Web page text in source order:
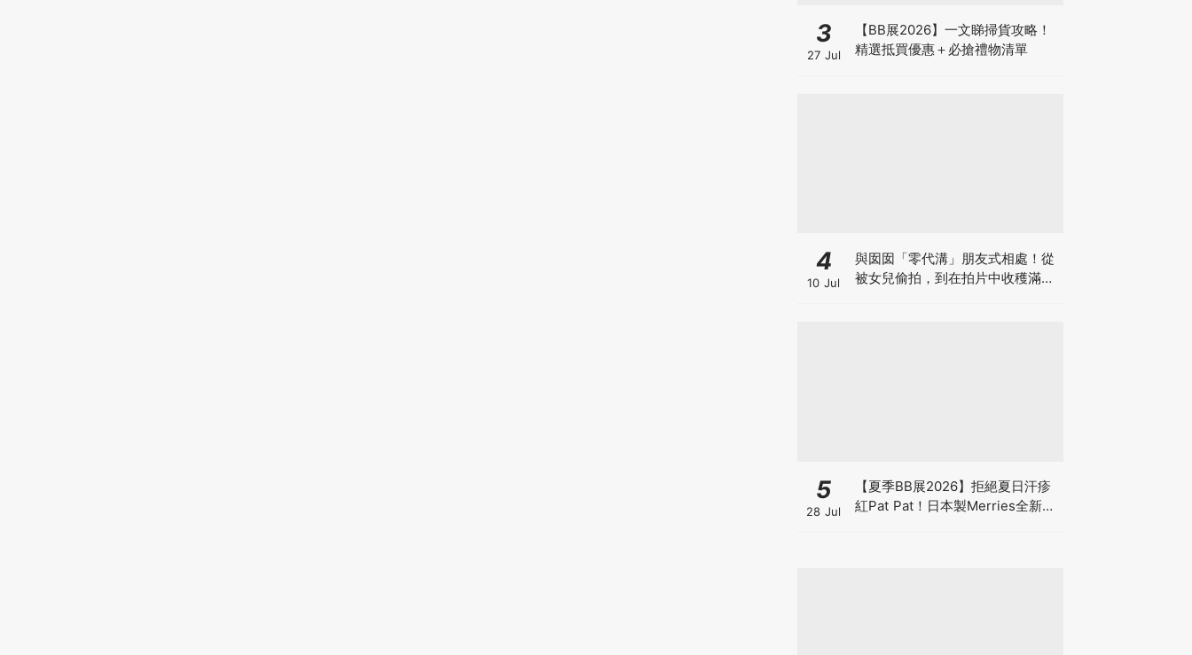
3
27 Jul
【BB展2026】一文睇掃貨攻略！
精選抵買優惠＋必搶禮物清單
4
10 Jul
與囡囡「零代溝」朋友式相處！從
被女兒偷拍，到在拍片中收穫滿足
5
28 Jul
【夏季BB展2026】拒絕夏日汗疹
紅Pat Pat！日本製Merries全新超